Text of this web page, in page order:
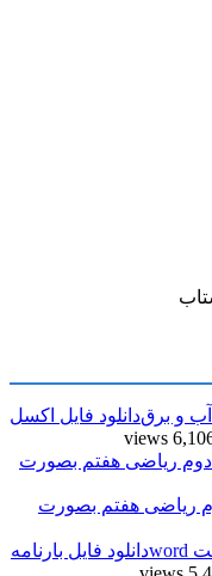
دانلود فایل اکسل
6,106
ریاضی هفتم بصورت
دانلود فایل بارنامه